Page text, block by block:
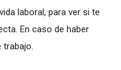
laboral, para ver si te
En caso de haber